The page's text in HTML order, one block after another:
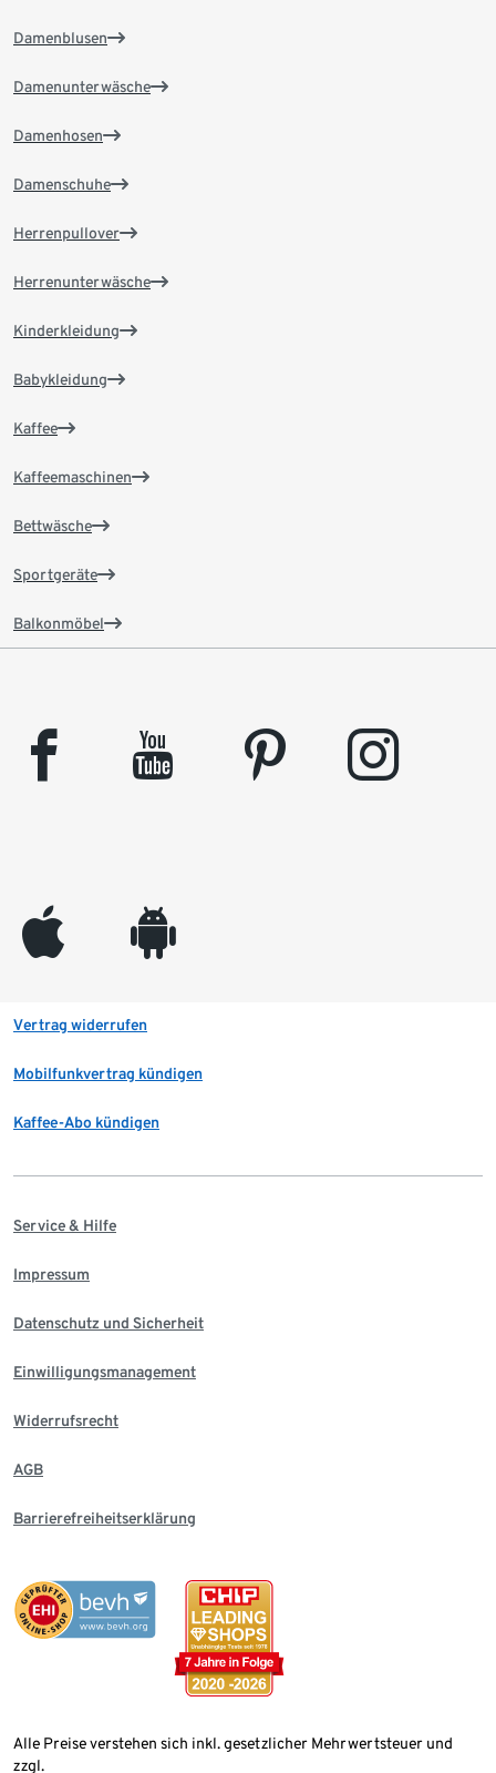
Damenblusen
Damenunterwäsche
Damenhosen
Damenschuhe
Herrenpullover
Herrenunterwäsche
Kinderkleidung
Babykleidung
Kaffee
Kaffeemaschinen
Bettwäsche
Sportgeräte
Balkonmöbel
facebook youtube pinterest instagram
appleinc android
Vertrag widerrufen
Mobilfunkvertrag kündigen
Kaffee-Abo kündigen
Service & Hilfe
Impressum
Datenschutz und Sicherheit
Einwilligungsmanagement
Widerrufsrecht
AGB
Barrierefreiheitserklärung
Alle Preise verstehen sich inkl. gesetzlicher Mehrwertsteuer und
zzgl.